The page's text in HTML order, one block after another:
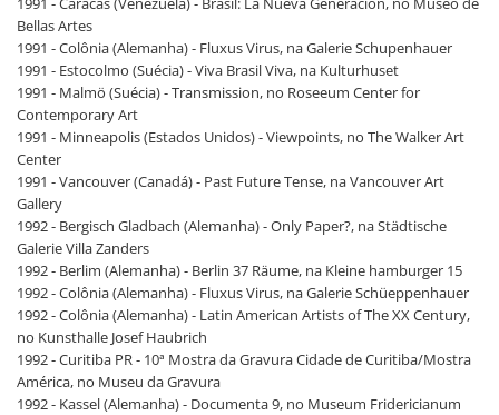
Bellas Artes
1991 - Colônia (Alemanha) - Fluxus Virus, na Galerie Schupenhauer
1991 - Estocolmo (Suécia) - Viva Brasil Viva, na Kulturhuset
1991 - Malmö (Suécia) - Transmission, no Roseeum Center for
Contemporary Art
1991 - Minneapolis (Estados Unidos) - Viewpoints, no The Walker Art
Center
1991 - Vancouver (Canadá) - Past Future Tense, na Vancouver Art
Gallery
1992 - Bergisch Gladbach (Alemanha) - Only Paper?, na Städtische
Galerie Villa Zanders
1992 - Berlim (Alemanha) - Berlin 37 Räume, na Kleine hamburger 15
1992 - Colônia (Alemanha) - Fluxus Virus, na Galerie Schüeppenhauer
1992 - Colônia (Alemanha) - Latin American Artists of The XX Century,
no Kunsthalle Josef Haubrich
1992 - Curitiba PR - 10ª Mostra da Gravura Cidade de Curitiba/Mostra
América, no Museu da Gravura
1992 - Kassel (Alemanha) - Documenta 9, no Museum Fridericianum